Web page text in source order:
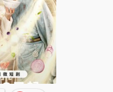
САЙТ
Восстановить пароль
через